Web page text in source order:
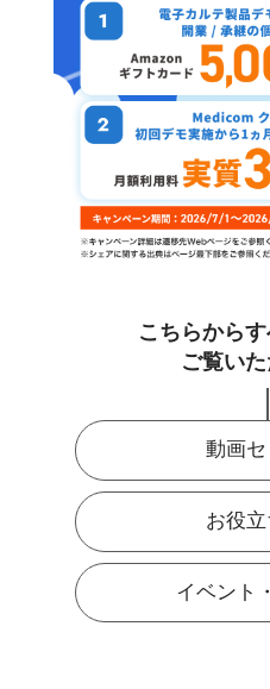
こちらから
ご覧い
動画
お役
イベント